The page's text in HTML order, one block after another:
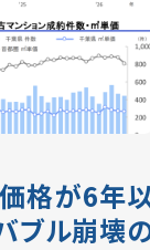
格が6年
ブル崩壊